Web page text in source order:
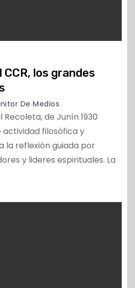
CCR, los grandes
De Medios
de Junín 1930
actividad filosófica y
la reflexión guiada por
y lideres espirituales. La